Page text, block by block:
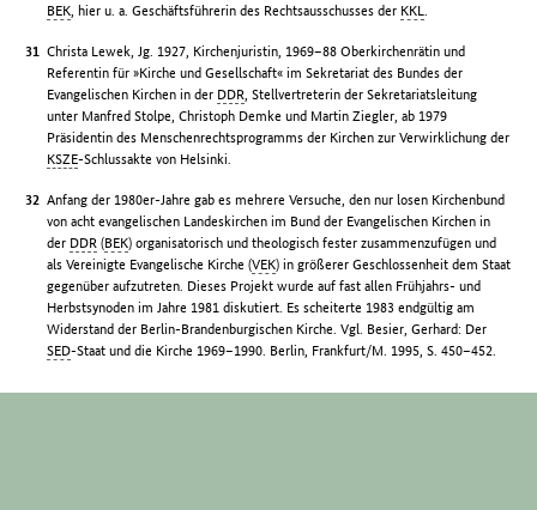
BEK, hier u. a. Geschäftsführerin des Rechtsausschusses der KKL.
Christa Lewek, Jg. 1927, Kirchenjuristin, 1969–88 Oberkirchenrätin und
Referentin für »Kirche und Gesellschaft« im Sekretariat des Bundes der
Evangelischen Kirchen in der DDR, Stellvertreterin der Sekretariatsleitung
unter Manfred Stolpe, Christoph Demke und Martin Ziegler, ab 1979
Präsidentin des Menschenrechtsprogramms der Kirchen zur Verwirklichung der
KSZE-Schlussakte von Helsinki.
Anfang der 1980er-Jahre gab es mehrere Versuche, den nur losen Kirchenbund
von acht evangelischen Landeskirchen im Bund der Evangelischen Kirchen in
der DDR (BEK) organisatorisch und theologisch fester zusammenzufügen und
als Vereinigte Evangelische Kirche (VEK) in größerer Geschlossenheit dem Staat
gegenüber aufzutreten. Dieses Projekt wurde auf fast allen Frühjahrs- und
Herbstsynoden im Jahre 1981 diskutiert. Es scheiterte 1983 endgültig am
Widerstand der Berlin-Brandenburgischen Kirche. Vgl. Besier, Gerhard: Der
SED-Staat und die Kirche 1969–1990. Berlin, Frankfurt/M. 1995, S. 450–452.